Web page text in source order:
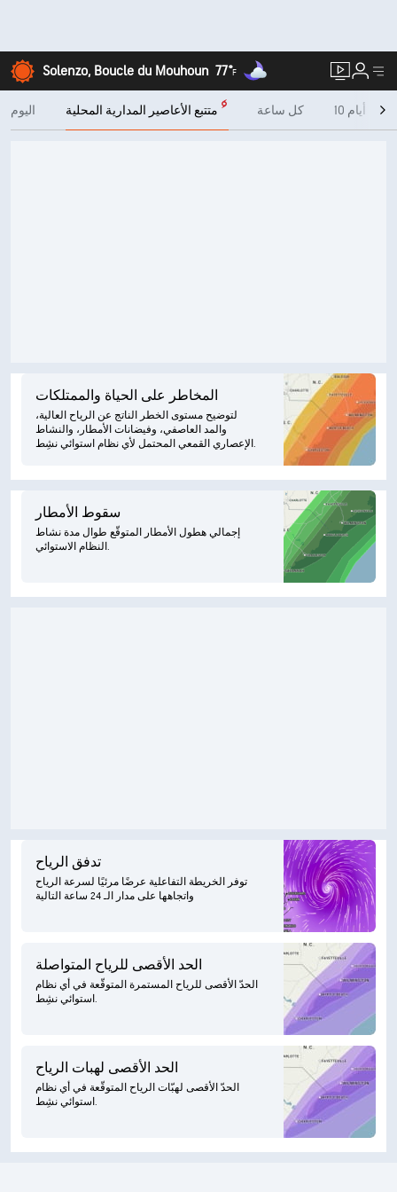
Solenzo, Boucle du Mouhoun 77°F
اليوم متتبع الأعاصير المدارية المحلية كل ساعة 10 أيام
المخاطر على الحياة والممتلكات
لتوضيح مستوى الخطر الناتج عن الرياح العالية،
والمد العاصفي، وفيضانات الأمطار، والنشاط
الإعصاري القمعي المحتمل لأي نظام استوائي نشِط.
سقوط الأمطار
إجمالي هطول الأمطار المتوقّع طوال مدة نشاط
النظام الاستوائي.
تدفق الرياح
توفر الخريطة التفاعلية عرضًا مرئيًا لسرعة الرياح
واتجاهها على مدار الـ 24 ساعة التالية
الحد الأقصى للرياح المتواصلة
الحدّ الأقصى للرياح المستمرة المتوقّعة في أي نظام
استوائي نشِط.
الحد الأقصى لهبات الرياح
الحدّ الأقصى لهبّات الرياح المتوقّعة في أي نظام
استوائي نشِط.